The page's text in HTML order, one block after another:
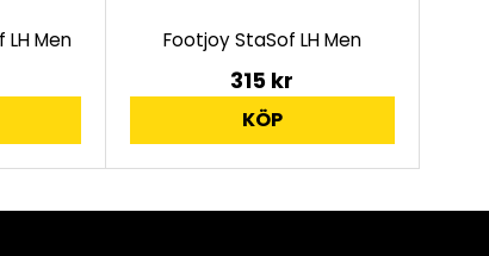
Men Footjoy StaSof LH Men
315 kr
KÖP